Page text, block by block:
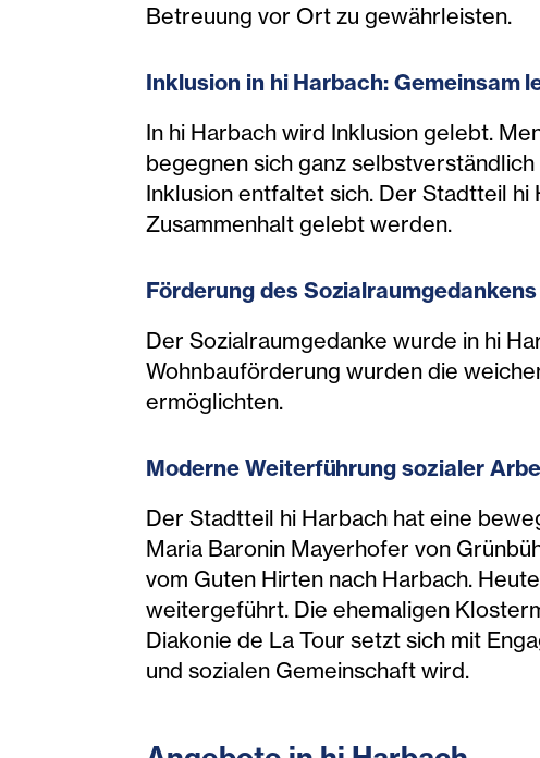
Betreuung vor Ort zu gewährleisten.
Inklusion in hi Harbach: Gemeinsam
In hi Harbach wird Inklusion gelebt.
begegnen sich ganz
Inklusion entfaltet sich. Der Stadtteil
Zusammenhalt gelebt werden.
Förderung des Sozialraumgedankens
Der Sozialraumgedanke wurde in hi
Wohnbauförderung wurden die
ermöglichten.
Moderne Weiterführung sozialer
Der Stadtteil hi Harbach hat eine
Maria Baronin Mayerhofer von
vom Guten Hirten nach Harbach.
weitergeführt. Die ehemaligen
Diakonie de La Tour setzt sich mit
und sozialen Gemeinschaft wird.